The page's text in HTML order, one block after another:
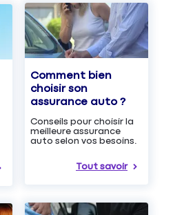
Comment bien
choisir son
assurance auto ?
Conseils pour choisir la
meilleure assurance
auto selon vos besoins.
Tout savoir